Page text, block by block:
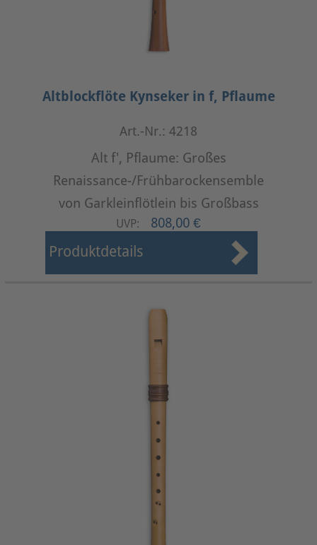
Altblockflöte Kynseker in f, Pflaume
Art.-Nr.: 4218
Alt f', Pflaume: Großes
Renaissance-/Frühbarockensemble
von Garkleinflötlein bis Großbass
UVP: 808,00 €
Produktdetails